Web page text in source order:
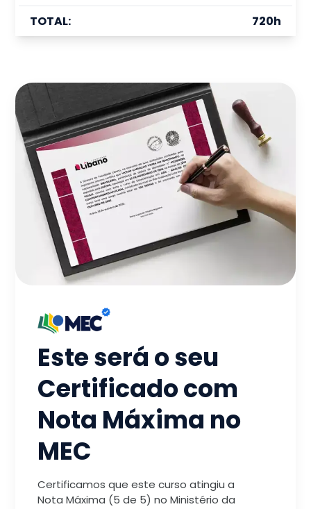
TOTAL: 720h
Este será o seu
Certificado com
Nota Máxima no
MEC
Certificamos que este curso atingiu a
Nota Máxima (5 de 5) no Ministério da